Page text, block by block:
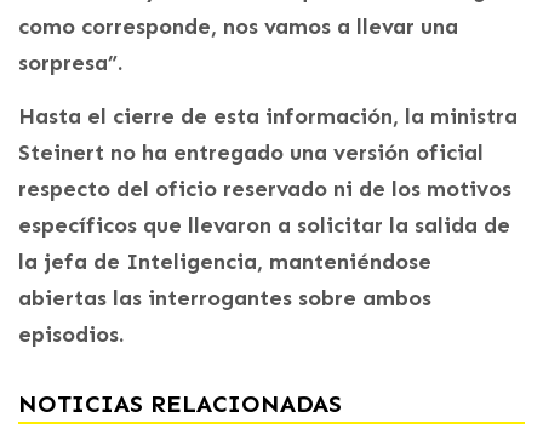
como corresponde, nos vamos a llevar una
sorpresa”.
Hasta el cierre de esta información, la ministra
Steinert no ha entregado una versión oficial
respecto del oficio reservado ni de los motivos
específicos que llevaron a solicitar la salida de
la jefa de Inteligencia, manteniéndose
abiertas las interrogantes sobre ambos
episodios.
NOTICIAS RELACIONADAS